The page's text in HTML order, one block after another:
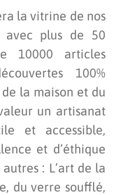
la vitrine de nos
avec plus de 50
10000 articles
100%
la maison et du
un artisanat
et accessible,
et d’éthique
: L’art de la
du verre soufflé,